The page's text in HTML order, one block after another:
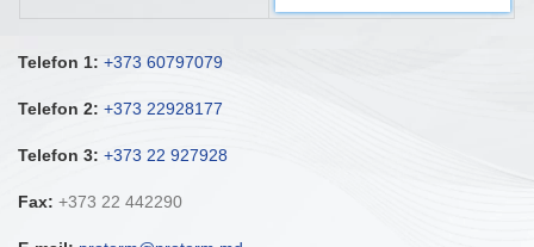
Telefon 1: +373 60797079
Telefon 2: +373 22928177
Telefon 3: +373 22 927928
Fax: +373 22 442290